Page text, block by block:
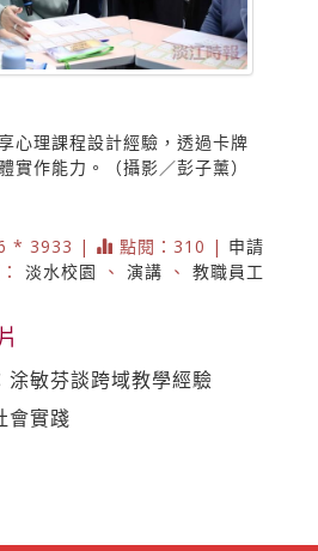
心理課程設計經驗，透過卡牌
實作能力。（攝影／彭子薰）
* 3933 | 點閱：310 | 申請
淡水校園 、 演講 、 教職員工
涂敏芬談跨域教學經驗
會實踐